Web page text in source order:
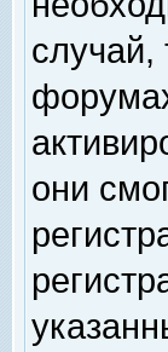
случай,
они